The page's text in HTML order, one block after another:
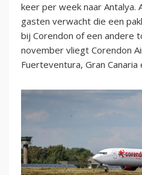
keer per week naar Antalya.
gasten verwacht die een
bij Corendon of een andere
november vliegt Corendon
Fuerteventura, Gran Canaria